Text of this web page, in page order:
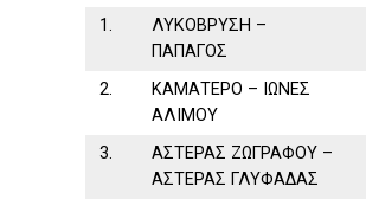
1.
ΛΥΚΟΒΡΥΣΗ –
ΠΑΠΑΓΟΣ
2.
ΚΑΜΑΤΕΡΟ – ΙΩΝΕΣ
ΑΛΙΜΟΥ
3.
ΑΣΤΕΡΑΣ ΖΩΓΡΑΦΟΥ –
ΑΣΤΕΡΑΣ ΓΛΥΦΑΔΑΣ